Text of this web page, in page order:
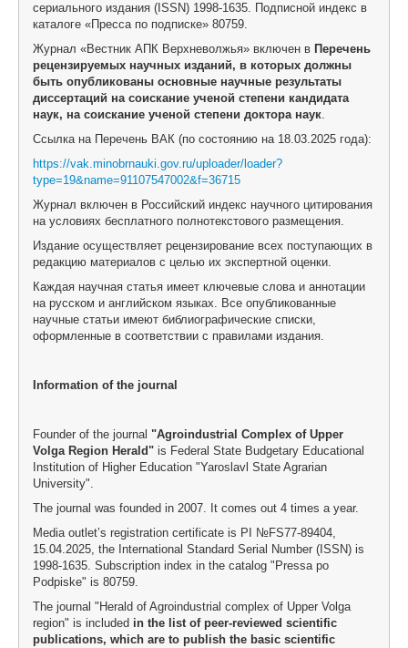
сериального издания (ISSN) 1998-1635. Подписной индекс в
каталоге «Пресса по подписке» 80759.
Журнал «Вестник АПК Верхневолжья» включен в Перечень
рецензируемых научных изданий, в которых должны
быть опубликованы основные научные результаты
диссертаций на соискание ученой степени кандидата
наук, на соискание ученой степени доктора наук.
Ссылка на Перечень ВАК (по состоянию на 18.03.2025 года):
https://vak.minobrnauki.gov.ru/uploader/loader?
type=19&name=91107547002&f=36715
Журнал включен в Российский индекс научного цитирования
на условиях бесплатного полнотекстового размещения.
Издание осуществляет рецензирование всех поступающих в
редакцию материалов с целью их экспертной оценки.
Каждая научная статья имеет ключевые слова и аннотации
на русском и английском языках. Все опубликованные
научные статьи имеют библиографические списки,
оформленные в соответствии с правилами издания.
Information of the journal
Founder of the journal "Agroindustrial Complex of Upper
Volga Region Herald" is Federal State Budgetary Educational
Institution of Higher Education "Yaroslavl State Agrarian
University".
The journal was founded in 2007. It comes out 4 times a year.
Media outlet’s registration certificate is PI №FS77-89404,
15.04.2025, the International Standard Serial Number (ISSN) is
1998-1635. Subscription index in the catalog "Pressa po
Podpiske" is 80759.
The journal "Herald of Agroindustrial complex of Upper Volga
region" is included in the list of peer-reviewed scientific
publications, which are to publish the basic scientific